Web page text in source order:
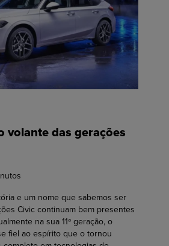
volante das gerações
e um nome que sabemos ser
Civic continuam bem presentes
na sua 11ª geração, o
fiel ao espírito que o tornou